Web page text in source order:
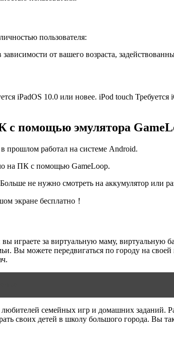
пользователя:
от вашего возраста,
iPadOS 10.0 или новее. iPod touch
с помощью эмулятора
прошлом работал на системе Android.
на ПК с помощью GameLoop.
не нужно смотреть на аккумулятор или
экране бесплатно！
играете за виртуальную маму, виртуальную
Вы можете передвигаться по городу на
семейных игр и домашних заданий.
своих детей в школу большого города. Вы